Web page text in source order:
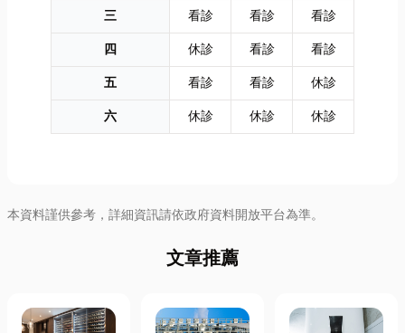
三
看診 看診
看診
四
休診 看診
看診
五
看診 看診
休診
六
休診 休診 休診
本資料謹供參考，詳細資訊請依政府資料開放平台為準。
文章推薦